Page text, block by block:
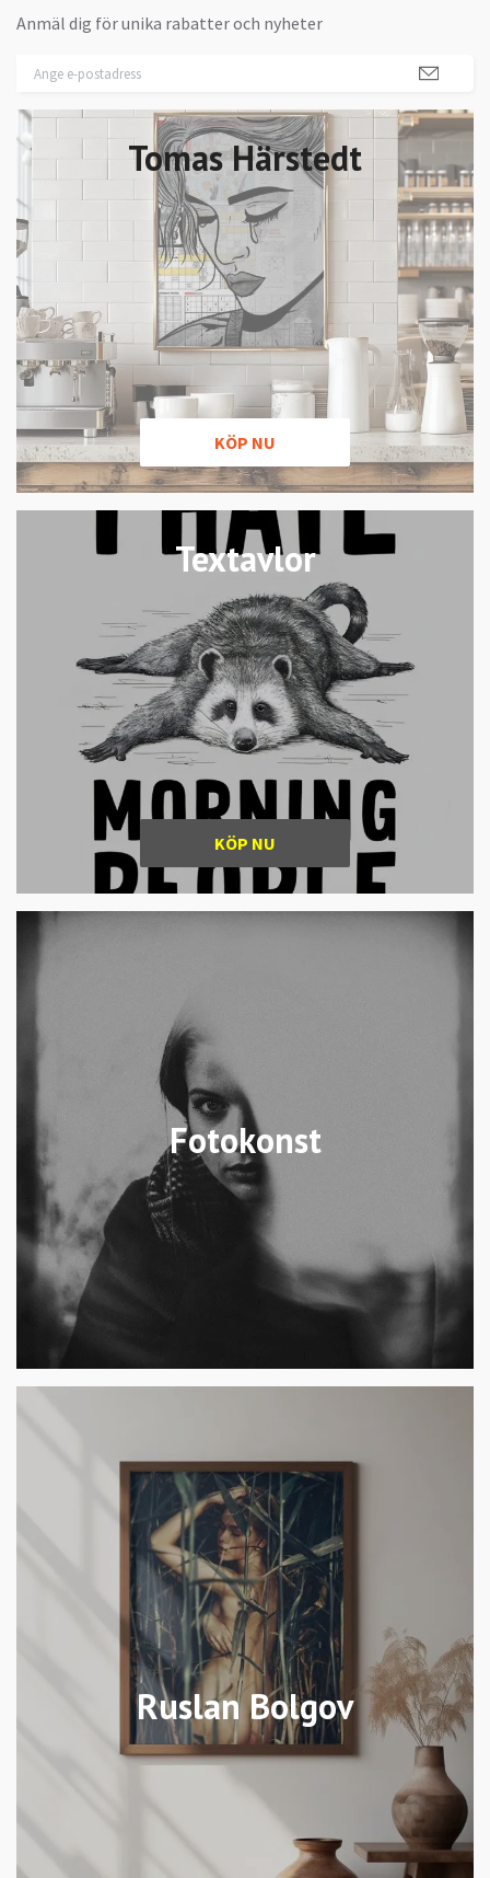
Anmäl dig för unika rabatter och nyheter
Tomas Härstedt
KÖP NU
Textavlor
KÖP NU
Fotokonst
Ruslan Bolgov